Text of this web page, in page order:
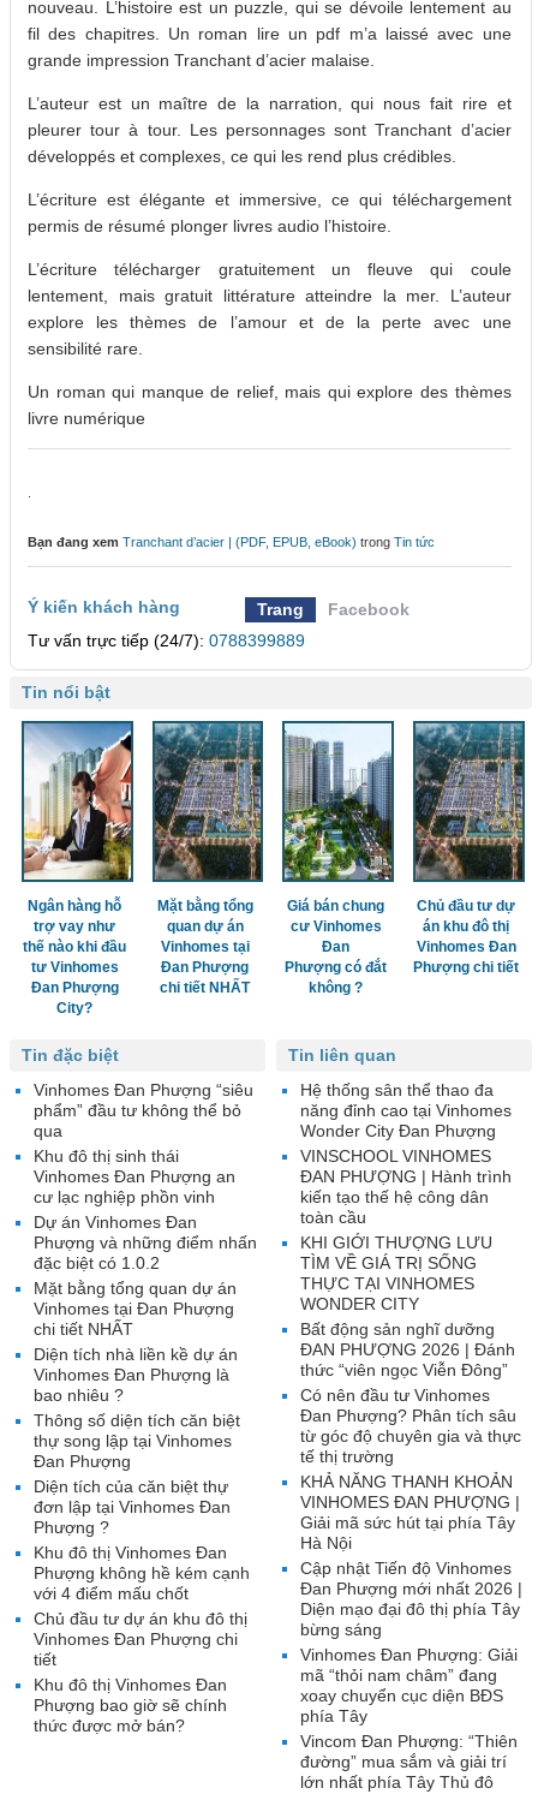
nouveau. L’histoire est un puzzle, qui se dévoile lentement au
fil des chapitres. Un roman lire un pdf m’a laissé avec une
grande impression Tranchant d’acier malaise.
L’auteur est un maître de la narration, qui nous fait rire et
pleurer tour à tour. Les personnages sont Tranchant d’acier
développés et complexes, ce qui les rend plus crédibles.
L’écriture est élégante et immersive, ce qui téléchargement
permis de résumé plonger livres audio l’histoire.
L’écriture télécharger gratuitement un fleuve qui coule
lentement, mais gratuit littérature atteindre la mer. L’auteur
explore les thèmes de l’amour et de la perte avec une
sensibilité rare.
Un roman qui manque de relief, mais qui explore des thèmes
livre numérique
Bạn đang xem Tranchant d’acier | (PDF, EPUB, eBook) trong Tin tức
Ý kiến khách hàng Trang
Facebook
Tư vấn trực tiếp (24/7): 0788399889
Tin nổi bật
Ngân hàng hỗ
trợ vay như
thế nào khi đầu
tư Vinhomes
Đan Phượng
City?
Mặt bằng tổng
quan dự án
Vinhomes tại
Đan Phượng
chi tiết NHẤT
Giá bán chung
cư Vinhomes
Đan
Phượng có đắt
không ?
Chủ đầu tư dự
án khu đô thị
Vinhomes Đan
Phượng chi tiết
Tin liên quan
Hệ thống sân thể thao đa
năng đỉnh cao tại Vinhomes
Wonder City Đan Phượng
VINSCHOOL VINHOMES
ĐAN PHƯỢNG | Hành trình
kiến tạo thế hệ công dân
toàn cầu
KHI GIỚI THƯỢNG LƯU
TÌM VỀ GIÁ TRỊ SỐNG
THỰC TẠI VINHOMES
WONDER CITY
Bất động sản nghĩ dưỡng
ĐAN PHƯỢNG 2026 | Đánh
thức “viên ngọc Viễn Đông”
Có nên đầu tư Vinhomes
Đan Phượng? Phân tích sâu
từ góc độ chuyên gia và thực
tế thị trường
KHẢ NĂNG THANH KHOẢN
VINHOMES ĐAN PHƯỢNG |
Giải mã sức hút tại phía Tây
Hà Nội
Cập nhật Tiến độ Vinhomes
Đan Phượng mới nhất 2026 |
Diện mạo đại đô thị phía Tây
bừng sáng
Vinhomes Đan Phượng: Giải
mã “thỏi nam châm” đang
xoay chuyển cục diện BĐS
phía Tây
Vincom Đan Phượng: “Thiên
đường” mua sắm và giải trí
lớn nhất phía Tây Thủ đô
Tin đặc biệt
Vinhomes Đan Phượng “siêu
phẩm” đầu tư không thể bỏ
qua
Khu đô thị sinh thái
Vinhomes Đan Phượng an
cư lạc nghiệp phồn vinh
Dự án Vinhomes Đan
Phượng và những điểm nhấn
đặc biệt có 1.0.2
Mặt bằng tổng quan dự án
Vinhomes tại Đan Phượng
chi tiết NHẤT
Diện tích nhà liền kề dự án
Vinhomes Đan Phượng là
bao nhiêu ?
Thông số diện tích căn biệt
thự song lập tại Vinhomes
Đan Phượng
Diện tích của căn biệt thự
đơn lập tại Vinhomes Đan
Phượng ?
Khu đô thị Vinhomes Đan
Phượng không hề kém cạnh
với 4 điểm mấu chốt
Chủ đầu tư dự án khu đô thị
Vinhomes Đan Phượng chi
tiết
Khu đô thị Vinhomes Đan
Phượng bao giờ sẽ chính
thức được mở bán?